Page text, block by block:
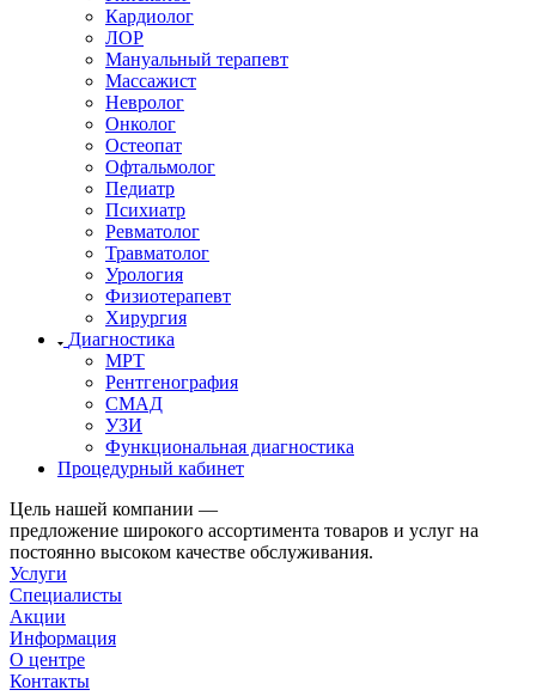
Кардиолог
ЛОР
Мануальный терапевт
Массажист
Невролог
Онколог
Остеопат
Офтальмолог
Педиатр
Психиатр
Ревматолог
Травматолог
Урология
Физиотерапевт
Хирургия
Диагностика
МРТ
Рентгенография
СМАД
УЗИ
Функциональная диагностика
Процедурный кабинет
Цель нашей компании —
предложение широкого ассортимента товаров и услуг на
постоянно высоком качестве обслуживания.
Услуги
Специалисты
Акции
Информация
О центре
Контакты